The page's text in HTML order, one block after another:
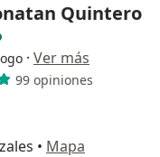
Quintero
· Ver más
99 opiniones
• Mapa